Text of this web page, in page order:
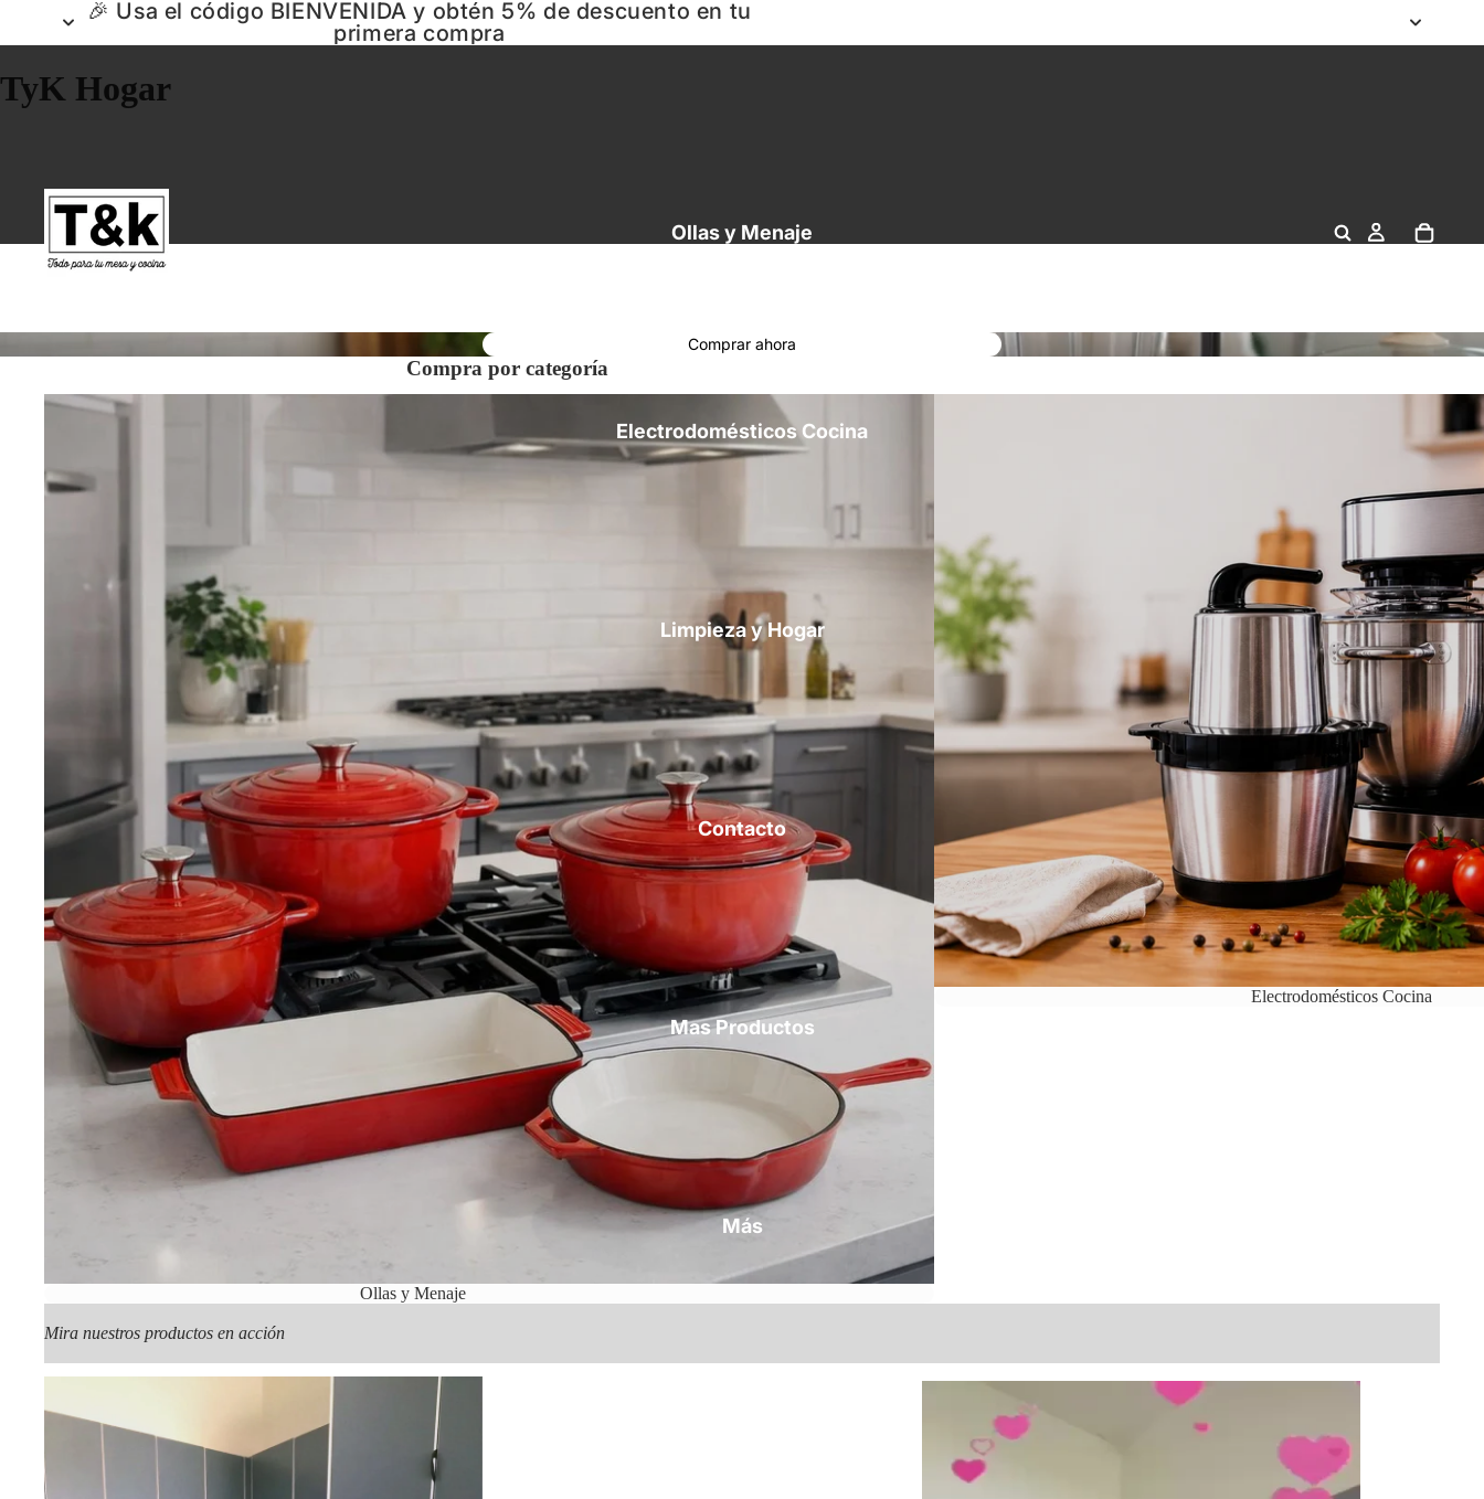
🎉 Usa el código BIENVENIDA y obtén 5% de descuento en tu
primera compra
TyK Hogar
Ollas y Menaje
Electrodomésticos Cocina
Limpieza y Hogar
Contacto
Mas Productos
Más
Comprar ahora
Compra por categoría
Ollas y Menaje
Ollas y Menaje
Electrodomésticos Cocina
Mira nuestros productos en acción